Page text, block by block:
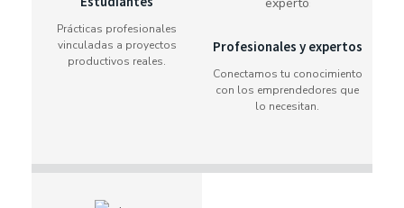
Prácticas profesionales
vinculadas a proyectos
productivos reales.
Profesionales y expertos
Conectamos tu conocimiento
con los emprendedores que
lo necesitan.